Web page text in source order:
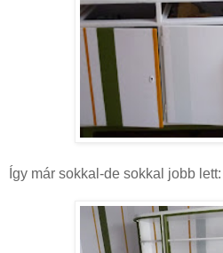
Így már sokkal-de sokkal jobb lett: